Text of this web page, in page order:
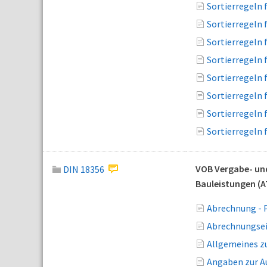
Sortierregeln
Sortierregeln
Sortierregeln
Sortierregeln
Sortierregeln
Sortierregeln
Sortierregeln
Sortierregeln
DIN 18356
VOB Vergabe-
Bauleistungen
Abrechnung
Allgemeines
Angaben zur